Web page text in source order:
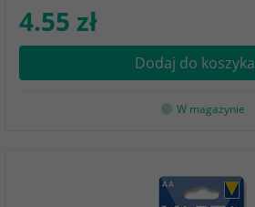
4.55 zł
Dodaj do koszyka
W magazynie